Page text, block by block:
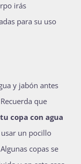
irás
para su uso
y jabón antes
que
copa con agua
un pocillo
copas se